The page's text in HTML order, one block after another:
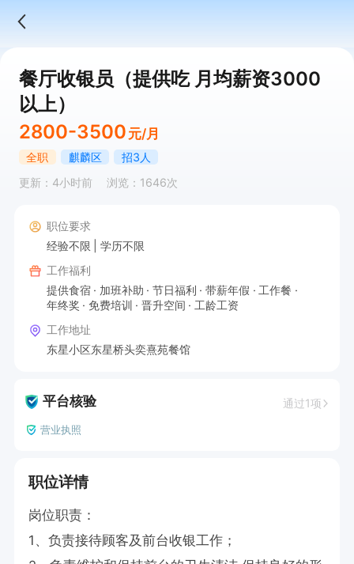
餐厅收银员（提供吃 月均薪资3000
以上）
2800-3500 元/月
全职 麒麟区
招3人
更新：4小时前
浏览：1646次
职位要求
经验不限
学历不限
工作福利
提供食宿
加班补助 节日福利 带薪年假
工作餐
年终奖
免费培训 晋升空间
工龄工资
工作地址
东星小区东星桥头奕熹苑餐馆
平台核验 通过1项
营业执照
职位详情
岗位职责：
1、负责接待顾客及前台收银工作；